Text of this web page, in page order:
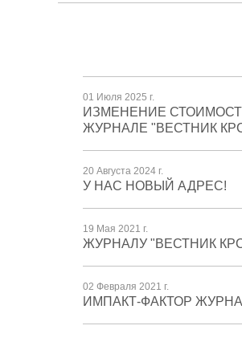
01 Июля 2025 г.
ИЗМЕНЕНИЕ
ЖУРНАЛЕ "ВЕСТНИК
20 Августа 2024 г.
У НАС НОВЫЙ АДРЕС!
19 Мая 2021 г.
ЖУРНАЛУ "ВЕСТНИК
02 Февраля 2021 г.
ИМПАКТ-ФАКТОР